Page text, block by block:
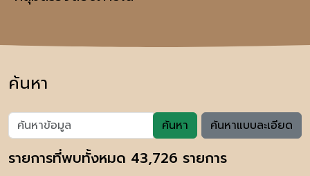
ค้นหา
ค้นหา ค้นหาแบบละเอียด
รายการที่พบทั้งหมด 43,726 รายการ